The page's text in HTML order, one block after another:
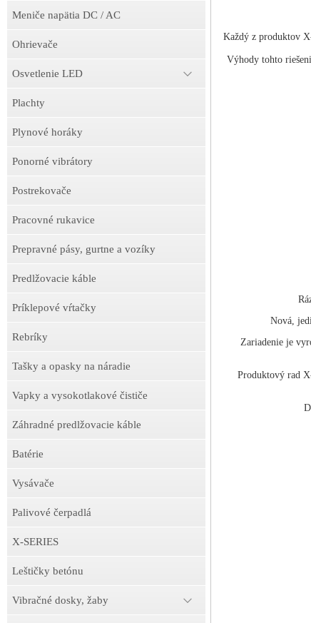
Meniče napätia DC / AC
Ohrievače
Osvetlenie LED
Plachty
Plynové horáky
Ponorné vibrátory
Postrekovače
Pracovné rukavice
Prepravné pásy, gurtne a vozíky
Predlžovacie káble
Príklepové vŕtačky
Rebríky
Tašky a opasky na náradie
Vapky a vysokotlakové čističe
Záhradné predlžovacie káble
Batérie
Vysávače
Palivové čerpadlá
X-SERIES
Leštičky betónu
Vibračné dosky, žaby
Každý z produktov
Výhody tohto
Nová,
Zariadenie je
Produktový rad